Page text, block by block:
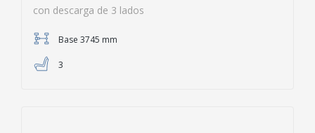
con descarga de 3 lados
Base 3745 mm
3